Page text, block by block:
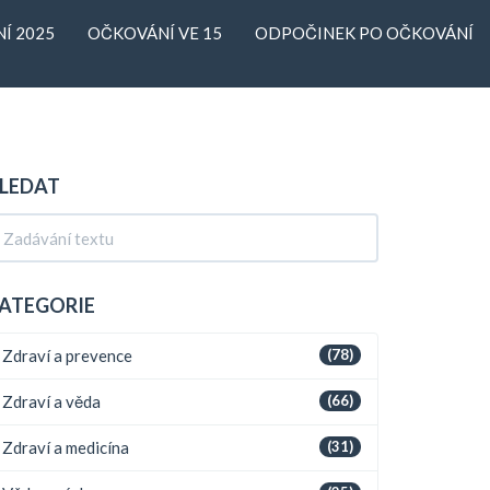
2025 OČKOVÁNÍ VE 15 ODPOČINEK PO OČKOVÁNÍ
(78)
Zdraví a prevence
(66)
Zdraví a věda
(31)
Zdraví a medicína